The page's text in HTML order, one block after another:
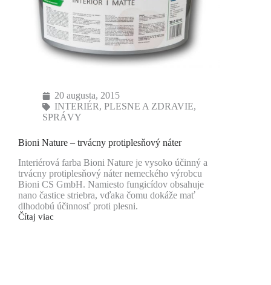
20 augusta, 2015
INTERIÉR, PLESNE A ZDRAVIE,
SPRÁVY
Bioni Nature – trvácny protiplesňový náter
Interiérová farba Bioni Nature je vysoko účinný a
trvácny protiplesňový náter nemeckého výrobcu
Bioni CS GmbH. Namiesto fungicídov obsahuje
nano častice striebra, vďaka čomu dokáže mať
dlhodobú účinnosť proti plesni.
Čítaj viac